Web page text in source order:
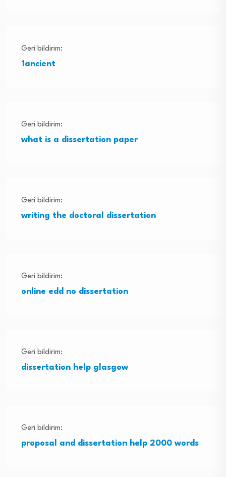
Geri bildirim:
1ancient
Geri bildirim:
what is a dissertation paper
Geri bildirim:
writing the doctoral dissertation
Geri bildirim:
online edd no dissertation
Geri bildirim:
dissertation help glasgow
Geri bildirim:
proposal and dissertation help 2000 words